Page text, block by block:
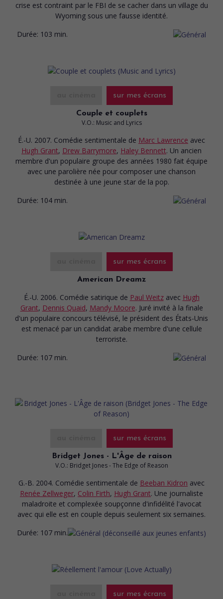
crise est contraint par le FBI de se cacher dans un village du
Wyoming sous une fausse identité.
Durée: 103 min.
sur mes écrans
Couple et couplets
V.O.: Music and Lyrics
É.-U. 2007. Comédie sentimentale de Marc Lawrence avec
Hugh Grant, Drew Barrymore, Haley Bennett. Un ancien
membre d'un populaire groupe des années 1980 fait équipe
avec une parolière née pour composer une chanson
destinée à une jeune star de la pop.
Durée: 104 min.
sur mes écrans
American Dreamz
É.-U. 2006. Comédie satirique de Paul Weitz avec Hugh
Grant, Dennis Quaid, Mandy Moore. Juré invité à la finale
d'un populaire concours télévisé, le président des États-Unis
est menacé par un candidat arabe membre d'une cellule
terroriste.
Durée: 107 min.
sur mes écrans
Bridget Jones - L'Âge de raison
V.O.: Bridget Jones - The Edge of Reason
G.-B. 2004. Comédie sentimentale de Beeban Kidron avec
Renée Zellweger, Colin Firth, Hugh Grant. Une journaliste
maladroite et complexée soupçonne d'infidélité l'avocat
avec qui elle est en couple depuis seulement six semaines.
Durée: 107 min.
sur mes écrans